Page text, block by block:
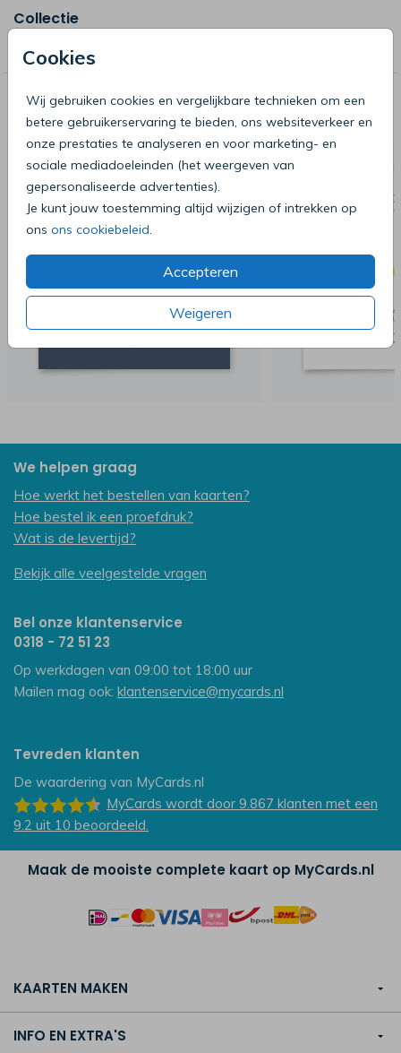
Cookies
Wij gebruiken cookies en vergelijkbare technieken om een
betere gebruikerservaring te bieden, ons websiteverkeer en
onze prestaties te analyseren en voor marketing- en
sociale mediadoeleinden (het weergeven van
gepersonaliseerde advertenties).
Je kunt jouw toestemming altijd wijzigen of intrekken op
ons ons cookiebeleid.
Accepteren
Weigeren
dit precies werkt lees je onderaan op onze foliedruk
Collectie
Trouwen
Deze producten zijn wellicht ook iets
voor je
We helpen graag
Hoe werkt het bestellen van kaarten?
Hoe bestel ik een proefdruk?
Wat is de levertijd?
Bekijk alle veelgestelde vragen
Bel onze klantenservice
0318 - 72 51 23
Op werkdagen van 09:00 tot 18:00 uur
Mailen mag ook: klantenservice@mycards.nl
Tevreden klanten
De waardering van MyCards.nl
MyCards wordt door 9.867 klanten met een
9.2 uit 10 beoordeeld.
Maak de mooiste complete kaart op MyCards.nl
KAARTEN MAKEN
INFO EN EXTRA'S